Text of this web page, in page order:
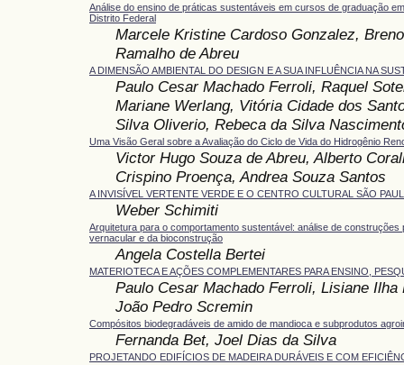
Análise do ensino de práticas sustentáveis em cursos de graduação
Distrito Federal
Marcele Kristine Cardoso Gonzalez,
Ramalho de Abreu
A DIMENSÃO AMBIENTAL DO DESIGN E A SUA INFLUÊNCIA NA
Paulo Cesar Machado Ferroli, Raquel
Mariane Werlang, Vitória Cidade dos
Silva Oliverio, Rebeca da Silva
Uma Visão Geral sobre a Avaliação do Ciclo de Vida do Hidrogênio
Victor Hugo Souza de Abreu, Alberto
Crispino Proença, Andrea Souza Santos
A INVISÍVEL VERTENTE VERDE E O CENTRO CULTURAL SÃO
Weber Schimiti
Arquitetura para o comportamento sustentável: análise de construções
vernacular e da bioconstrução
Angela Costella Bertei
MATERIOTECA E AÇÕES COMPLEMENTARES PARA ENSINO,
Paulo Cesar Machado Ferroli, Lisiane Ilha
João Pedro Scremin
Compósitos biodegradáveis de amido de mandioca e subprodutos
Fernanda Bet, Joel Dias da Silva
PROJETANDO EDIFÍCIOS DE MADEIRA DURÁVEIS E COM